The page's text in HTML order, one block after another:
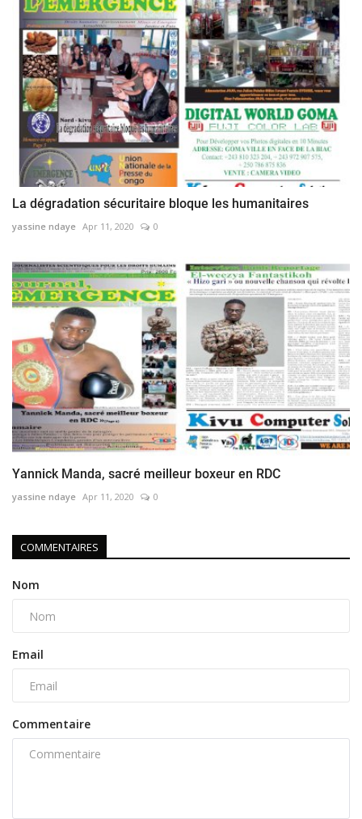
La dégradation sécuritaire bloque les humanitaires
yassine ndaye Apr 11, 2020 0
Yannick Manda, sacré meilleur boxeur en RDC
yassine ndaye Apr 11, 2020 0
COMMENTAIRES
Nom
Email
Commentaire